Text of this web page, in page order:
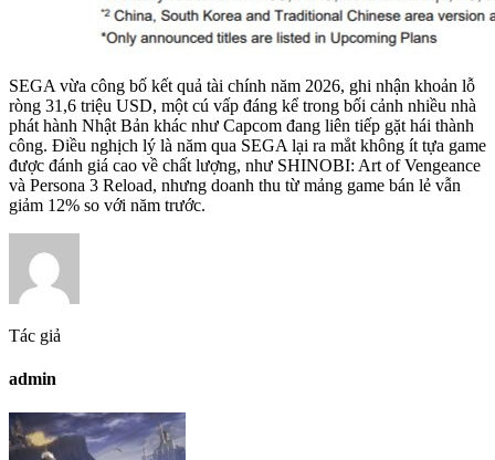
SEGA vừa công bố kết quả tài chính năm 2026, ghi nhận khoản lỗ
ròng 31,6 triệu USD, một cú vấp đáng kể trong bối cảnh nhiều nhà
phát hành Nhật Bản khác như Capcom đang liên tiếp gặt hái thành
công. Điều nghịch lý là năm qua SEGA lại ra mắt không ít tựa game
được đánh giá cao về chất lượng, như SHINOBI: Art of Vengeance
và Persona 3 Reload, nhưng doanh thu từ mảng game bán lẻ vẫn
giảm 12% so với năm trước.
Tác giả
admin